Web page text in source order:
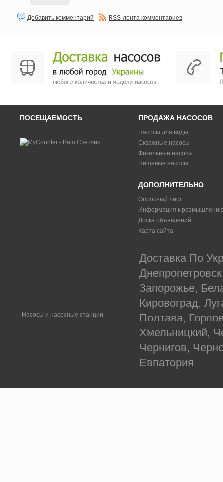
Добавить комментарий RSS-лента комментариев
ПОСЕЩАЕМОСТЬ ПРОДАЖА НАСОСОВ
Насосы для воды
Скважные насосы
Фекальные насосы
Пищевые насосы
ДОПОЛНИТЕЛЬНО
Опросный лист
Информация к размышлению
Доска объявлений
Карта сайта
Насосы и насосные станции
Доставка По
Запорожье,
Кировоград,
Полтава,
Хмельницкий,
Чернигов,
Евпатория